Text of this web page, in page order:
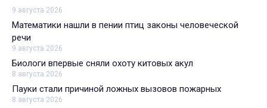
9 августа 2026
Математики нашли в пении птиц законы человеческой
речи
9 августа 2026
Биологи впервые сняли охоту китовых акул
8 августа 2026
Пауки стали причиной ложных вызовов пожарных
8 августа 2026